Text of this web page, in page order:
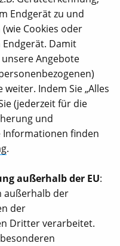
Endgerät zu und
Cookies oder
Damit
Angebote
Indem Sie „Alles
(jederzeit für die
und
Informationen finden
.
außerhalb der EU:
außerhalb der
der
Dritter verarbeitet.